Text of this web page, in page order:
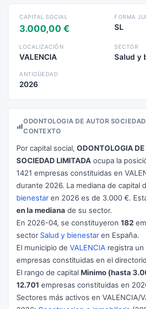
CAPITAL SOCIAL
3.000,00 €
FORMA
SL
LOCALIZACIÓN
VALENCIA
SECTOR
Salud y
ANTIGÜEDAD
2026
ODONTOLOGIA DE AUTOR
CONTEXTO
Por capital social, ODONTOLOGIA
SOCIEDAD LIMITADA ocupa la
1421 empresas constituidas en
durante 2026. La mediana de capital
bienestaren 2026 es de 3.000 €.
en la mediana de su sector.
En 2026-04, se constituyeron 182
sector Salud y bienestaren España.
El municipio de VALENCIA registra un
empresas constituidas en el
El rango de capital Minimo (hasta
12.701 empresas constituidas en
Sectores más activos en VALENCIA/